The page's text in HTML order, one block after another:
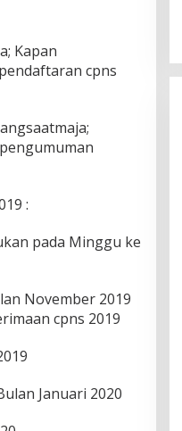
Kapan
cpns
:
pada Minggu ke
November 2019
cpns 2019
Januari 2020